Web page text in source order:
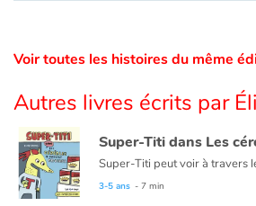
Rencontres et témoignages
Voir toutes les histoires du même
Autres livres écrits par
3-5 ans - 7 min